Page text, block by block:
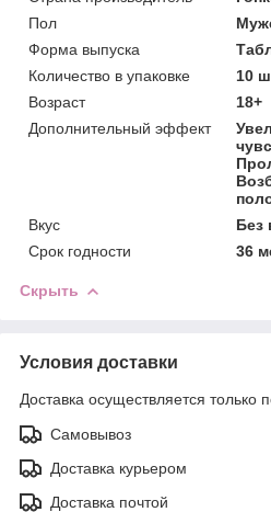
Пол
Форма выпуска
Количество в упаковке
10
Возраст
18+
Дополнительный эффект
Вкус
Без
Срок годности
36
Скрыть
Условия доставки
Доставка осуществляется только
Самовывоз
Доставка курьером
Доставка почтой